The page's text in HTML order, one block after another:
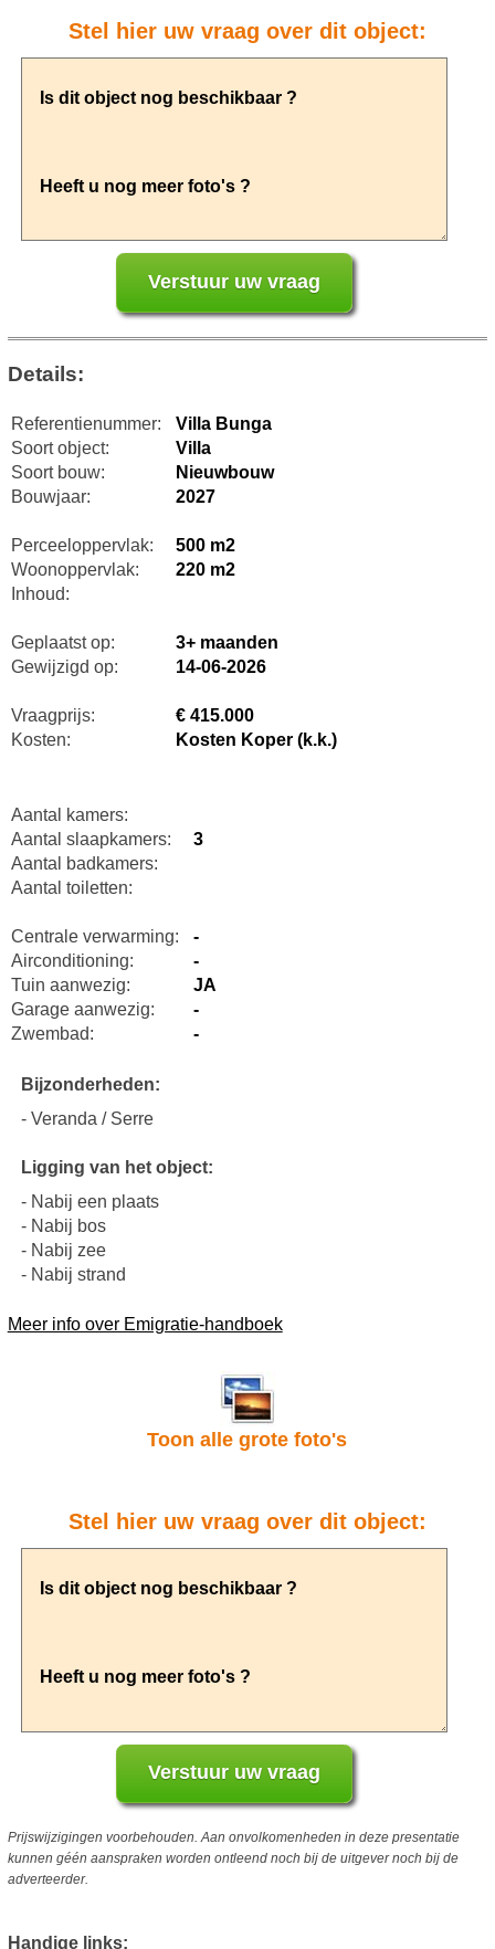
Stel hier uw vraag over dit object:
Details:
Referentienummer:
Villa Bunga
Soort object:
Villa
Soort bouw:
Nieuwbouw
Bouwjaar:
2027
Perceeloppervlak:
500 m2
Woonoppervlak:
220 m2
Inhoud:
Geplaatst op:
3+ maanden
Gewijzigd op:
14-06-2026
Vraagprijs:
€ 415.000
Kosten:
Kosten Koper (k.k.)
Aantal kamers:
Aantal slaapkamers:
3
Aantal badkamers:
Aantal toiletten:
Centrale verwarming:
-
Airconditioning:
-
Tuin aanwezig:
JA
Garage aanwezig:
-
Zwembad:
-
Bijzonderheden:
- Veranda / Serre
Ligging van het object:
- Nabij een plaats
- Nabij bos
- Nabij zee
- Nabij strand
Meer info over Emigratie-handboek
Toon alle grote foto's
Stel hier uw vraag over dit object:
Prijswijzigingen voorbehouden. Aan onvolkomenheden in deze presentatie
kunnen géén aanspraken worden ontleend noch bij de uitgever noch bij de
adverteerder.
Handige links: